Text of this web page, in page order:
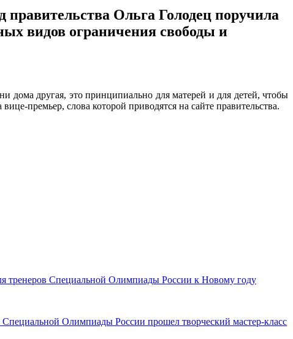
правительства Ольга Голодец поручила
видов ограничения свободы и
дома другая, это принципиально для матерей и для детей, чтобы
премьер, слова которой приводятся на сайте правительства.
тренеров Специальной Олимпиады России к Новому году
Олимпиады России прошел творческий мастер-класс